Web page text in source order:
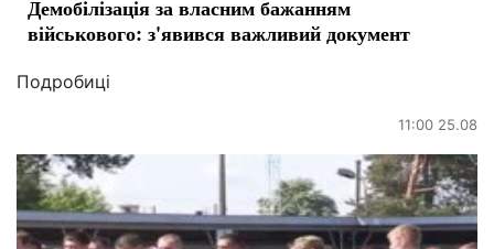
Демобілізація за власним бажанням
військового: з'явився важливий документ
Подробиці
11:00 25.08